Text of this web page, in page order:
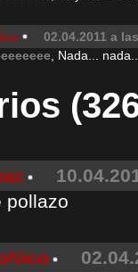
02.04.2011 a
, Nada...
pollazo